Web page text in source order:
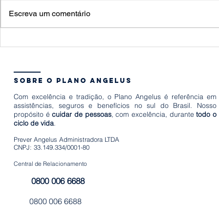
10 formas de
desenvolvimento
em
horas
Escreva um comentário
sobre o plano angelus
Com excelência e tradição, o Plano Angelus é referência em
assistências, seguros e benefícios no sul do Brasil. Nosso
propósito écuidar de pessoas, com excelência, durantetodo o
ciclo de vida.
Prever Angelus Administradora LTDA
CNPJ: 33.149.334/0001-80
Central de Relacionamento
0800 006 6688
0800 006 6688